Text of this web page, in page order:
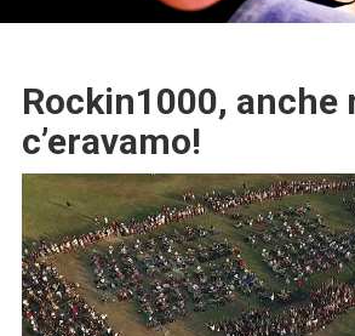
Rockin1000, anche
c’eravamo!